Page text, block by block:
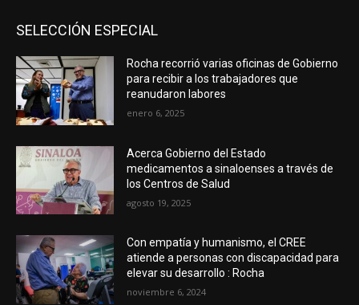
SELECCIÓN ESPECIAL
Rocha recorrió varias oficinas de Gobierno
para recibir a los trabajadores que
reanudaron labores
enero 6, 2025
Acerca Gobierno del Estado
medicamentos a sinaloenses a través de
los Centros de Salud
agosto 19, 2025
Con empatía y humanismo, el CREE
atiende a personas con discapacidad para
elevar su desarrollo : Rocha
noviembre 6, 2024